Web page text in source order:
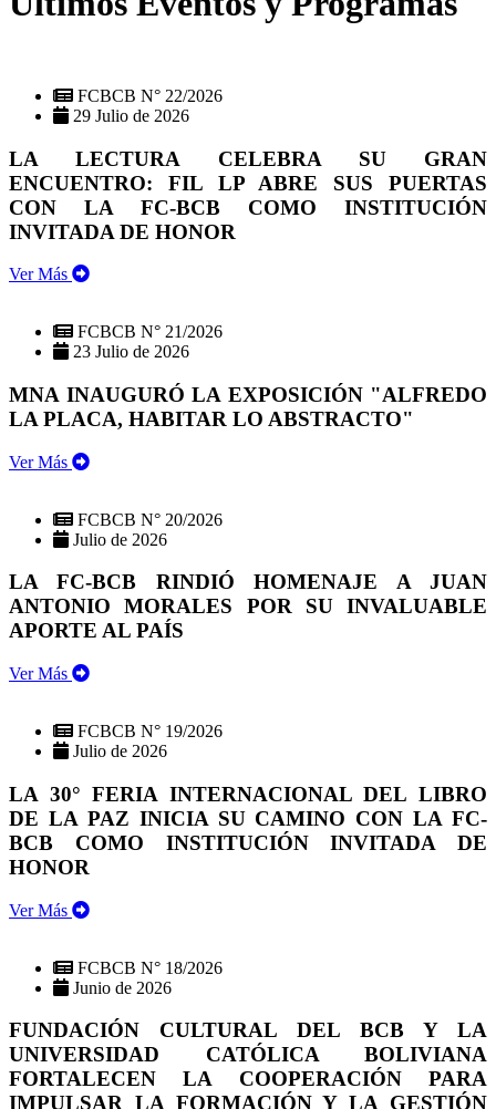
FCBCB N° 22/2026
29 Julio de 2026
LA LECTURA CELEBRA SU GRAN
ENCUENTRO: FIL LP ABRE SUS PUERTAS
CON LA FC-BCB COMO INSTITUCIÓN
INVITADA DE HONOR
Ver Más
FCBCB N° 21/2026
23 Julio de 2026
MNA INAUGURÓ LA EXPOSICIÓN "ALFREDO
LA PLACA, HABITAR LO ABSTRACTO"
Ver Más
FCBCB N° 20/2026
Julio de 2026
LA FC-BCB RINDIÓ HOMENAJE A JUAN
ANTONIO MORALES POR SU INVALUABLE
APORTE AL PAÍS
Ver Más
FCBCB N° 19/2026
Julio de 2026
LA 30° FERIA INTERNACIONAL DEL LIBRO
DE LA PAZ INICIA SU CAMINO CON LA FC-
BCB COMO INSTITUCIÓN INVITADA DE
HONOR
Ver Más
FCBCB N° 18/2026
Junio de 2026
FUNDACIÓN CULTURAL DEL BCB Y LA
UNIVERSIDAD CATÓLICA BOLIVIANA
FORTALECEN LA COOPERACIÓN PARA
IMPULSAR LA FORMACIÓN Y LA GESTIÓN